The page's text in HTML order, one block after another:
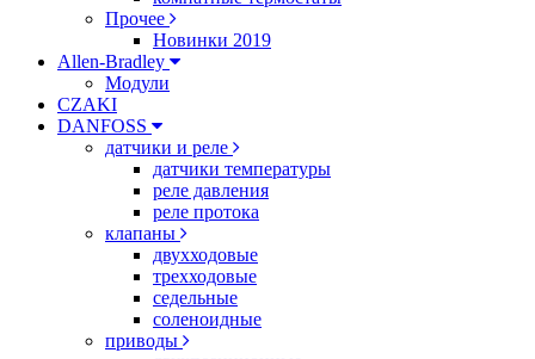
Прочее
Новинки 2019
Allen-Bradley
Модули
CZAKI
DANFOSS
датчики и реле
датчики температуры
реле давления
реле протока
клапаны
двухходовые
трехходовые
седельные
соленоидные
приводы